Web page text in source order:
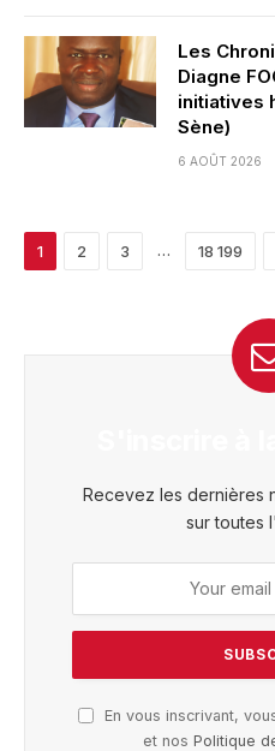
Les
Diagne
initiatives
Sène)
6 AOÛT 2026
1 2 3 … 18 199
Recevez les dernières
sur toutes
En vous inscrivant,
et nos Politique